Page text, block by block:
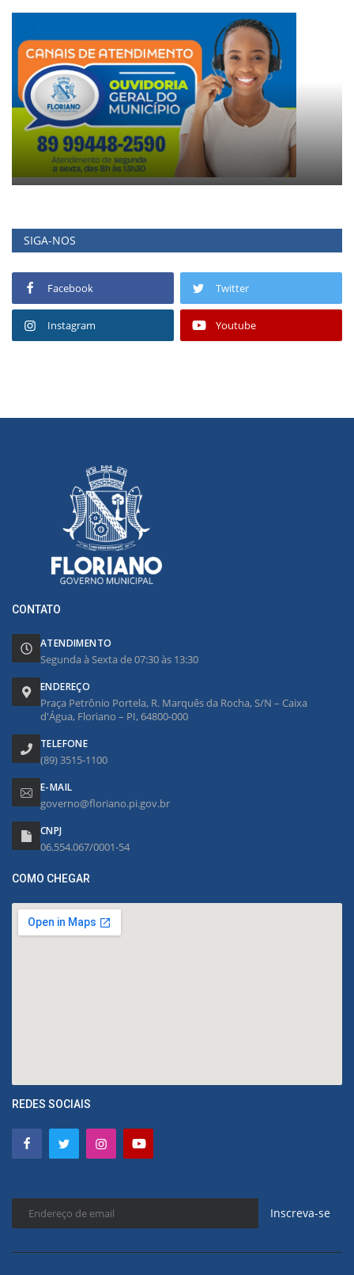
SIGA-NOS
Facebook Twitter
Instagram Youtube
CONTATO
ATENDIMENTO
Segunda à Sexta de 07:30 às 13:30
ENDEREÇO
Praça Petrônio Portela, R. Marquês da Rocha, S/N – Caixa
d'Água, Floriano – PI, 64800-000
TELEFONE
(89) 3515-1100
E-MAIL
governo@floriano.pi.gov.br
CNPJ
06.554.067/0001-54
COMO CHEGAR
REDES SOCIAIS
Inscreva-se